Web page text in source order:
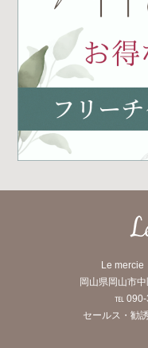
Le mercie
岡山県岡山市
℡ 090-
セールス・勧